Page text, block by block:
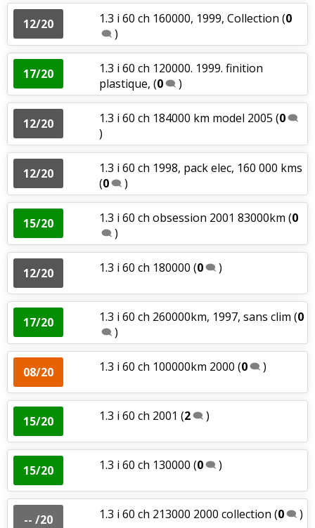
12/20 1.3 i 60 ch 160000, 1999, Collection (0
)
17/20
1.3 i 60 ch 120000. 1999. finition
plastique, (0 )
12/20 1.3 i 60 ch 184000 km model 2005 (0
)
12/20
1.3 i 60 ch 1998, pack elec, 160 000 kms
(0 )
15/20 1.3 i 60 ch obsession 2001 83000km (0
)
12/20 1.3 i 60 ch 180000 (0 )
17/20 1.3 i 60 ch 260000km, 1997, sans clim (0
)
08/20 1.3 i 60 ch 100000km 2000 (0 )
15/20 1.3 i 60 ch 2001 (2 )
15/20 1.3 i 60 ch 130000 (0 )
-- /20 1.3 i 60 ch 213000 2000 collection (0 )